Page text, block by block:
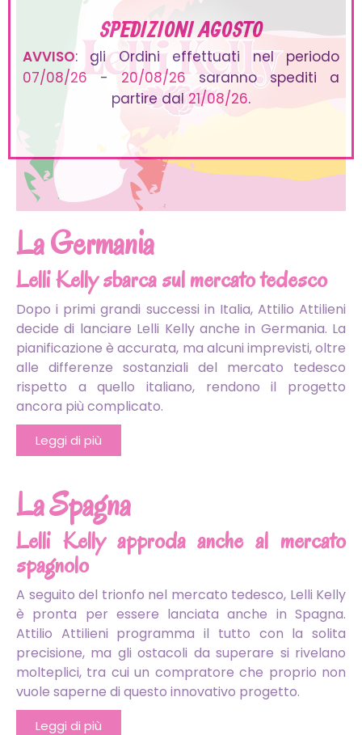
La Germania
Lelli Kelly sbarca sul mercato tedesco
Dopo i primi grandi successi in Italia, Attilio Attilieni
decide di lanciare Lelli Kelly anche in Germania. La
pianificazione è accurata, ma alcuni imprevisti, oltre
alle differenze sostanziali del mercato tedesco
rispetto a quello italiano, rendono il progetto
ancora più complicato.
Leggi di più
La Spagna
Lelli Kelly approda anche al mercato
spagnolo
A seguito del trionfo nel mercato tedesco, Lelli Kelly
è pronta per essere lanciata anche in Spagna.
Attilio Attilieni programma il tutto con la solita
precisione, ma gli ostacoli da superare si rivelano
molteplici, tra cui un compratore che proprio non
vuole saperne di questo innovativo progetto.
Leggi di più
SPEDIZIONI AGOSTO
AVVISO: gli Ordini effettuati nel periodo
07/08/26-20/08/26saranno spediti a
partire dal21/08/26.